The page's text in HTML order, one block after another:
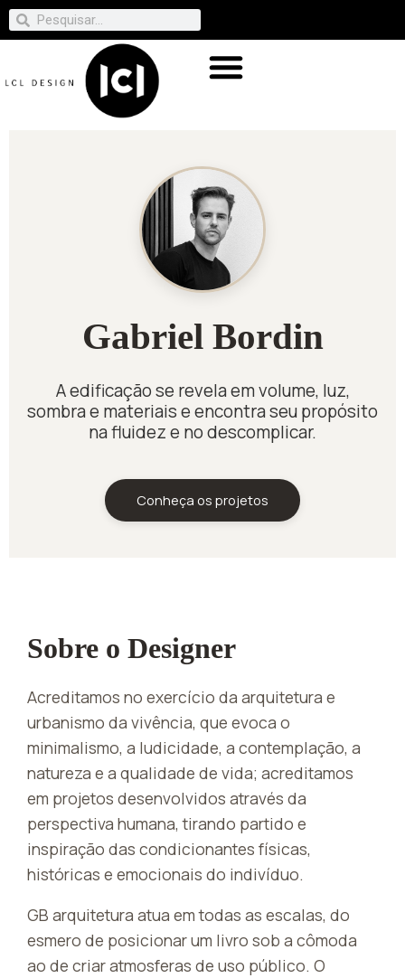
Gabriel Bordin
A edificação se revela em volume, luz,
sombra e materiais e encontra seu propósito
na fluidez e no descomplicar.
Conheça os projetos
Sobre o Designer
Acreditamos no exercício da arquitetura e
urbanismo da vivência, que evoca o
minimalismo, a ludicidade, a contemplação, a
natureza e a qualidade de vida; acreditamos
em projetos desenvolvidos através da
perspectiva humana, tirando partido e
inspiração das condicionantes físicas,
históricas e emocionais do indivíduo.
GB arquitetura atua em todas as escalas, do
esmero de posicionar um livro sob a cômoda
ao de criar atmosferas de uso público. O